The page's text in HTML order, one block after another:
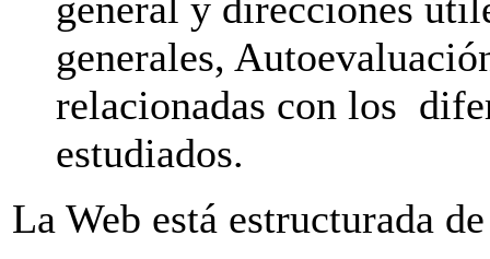
generales,
relacionadas con los
estudiados.
La Web está estructurada